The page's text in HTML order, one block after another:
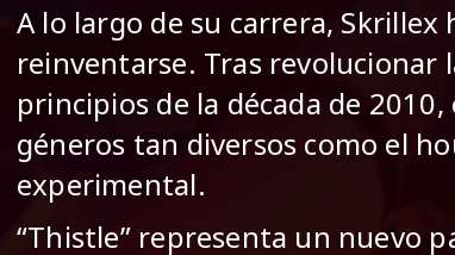
A lo largo de su carrera,
reinventarse. Tras revolucionar
principios de la década de
géneros tan diversos como el
experimental.
“Thistle” representa un nuevo